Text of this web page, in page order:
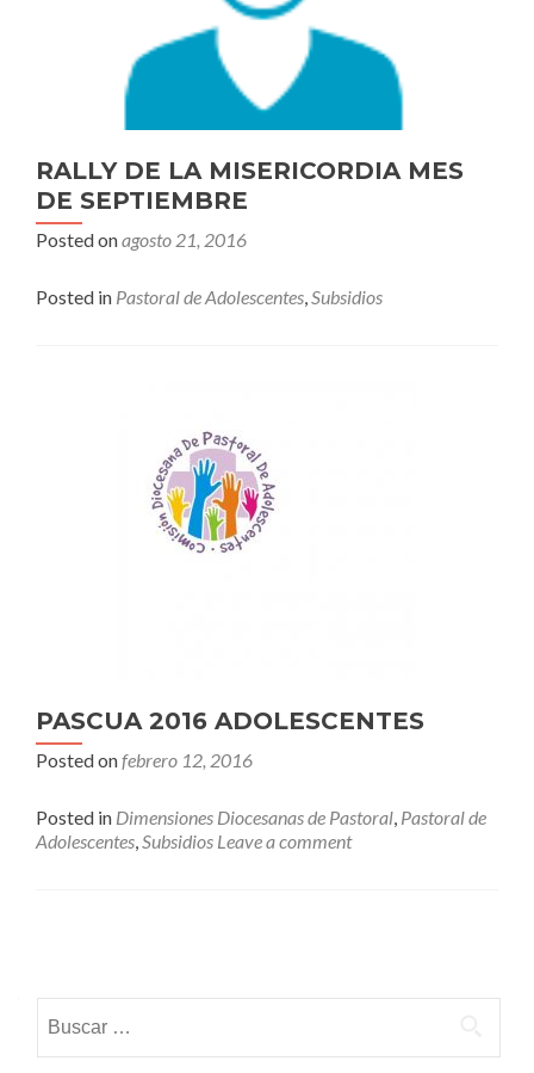
RALLY DE LA MISERICORDIA MES
DE SEPTIEMBRE
Posted onagosto 21, 2016
Posted in Pastoral de Adolescentes,Subsidios
PASCUA 2016 ADOLESCENTES
Posted onfebrero 12, 2016
Posted in Dimensiones Diocesanas de Pastoral, Pastoral de
Adolescentes,Subsidios Leave a comment
navigation